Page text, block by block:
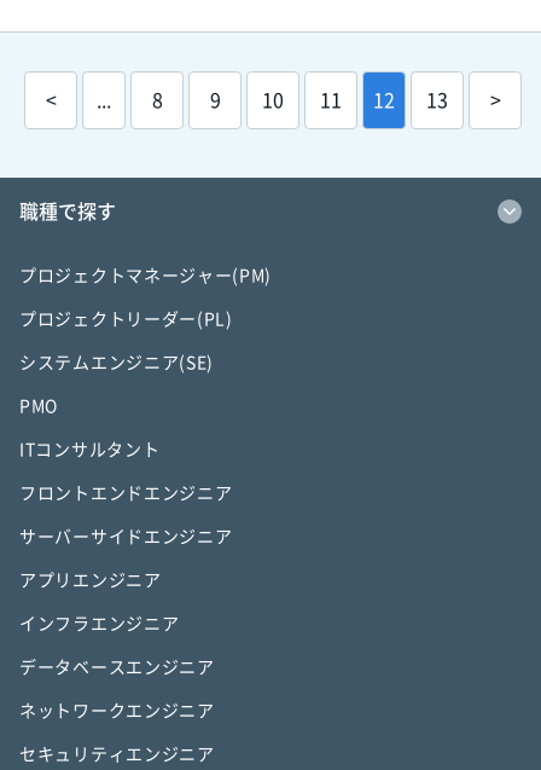
< 8 9 10 11 12 13 >
職種で探す
プロジェクトマネージャー(PM)
プロジェクトリーダー(PL)
システムエンジニア(SE)
PMO
ITコンサルタント
フロントエンドエンジニア
サーバーサイドエンジニア
アプリエンジニア
インフラエンジニア
データベースエンジニア
ネットワークエンジニア
セキュリティエンジニア